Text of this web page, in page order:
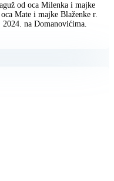
od oca Milenka i majke
Mate i majke Blaženke r.
na Domanovićima.